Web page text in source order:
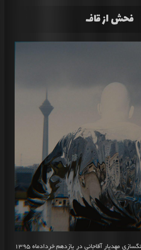
فحش از قاف
با آهنگسازی مهدیار آقاجانی در یازدهم خردادماه 1395